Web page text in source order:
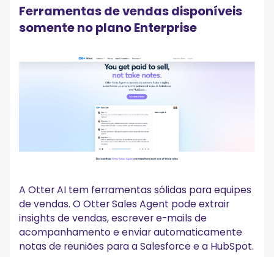
Ferramentas de vendas disponíveis
somente no plano Enterprise
A Otter AI tem ferramentas sólidas para equipes
de vendas. O Otter Sales Agent pode extrair
insights de vendas, escrever e-mails de
acompanhamento e enviar automaticamente
notas de reuniões para a Salesforce e a HubSpot.